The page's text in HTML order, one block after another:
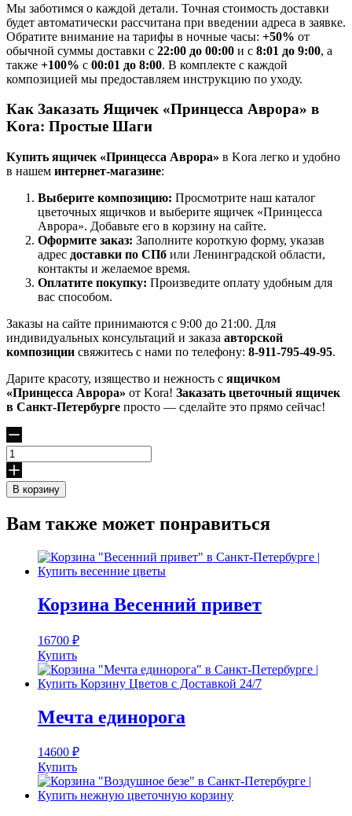
Мы заботимся о каждой детали. Точная стоимость доставки
будет автоматически рассчитана при введении адреса в заявке.
Обратите внимание на тарифы в ночные часы: +50% от
обычной суммы доставки с 22:00 до 00:00 и с 8:01 до 9:00, а
также +100% с 00:01 до 8:00. В комплекте с каждой
композицией мы предоставляем инструкцию по уходу.
Как Заказать Ящичек «Принцесса Аврора» в
Kora: Простые Шаги
Купить ящичек «Принцесса Аврора» в Kora легко и удобно
в нашем интернет-магазине:
Выберите композицию: Просмотрите наш каталог
цветочных ящичков и выберите ящичек «Принцесса
Аврора». Добавьте его в корзину на сайте.
Оформите заказ: Заполните короткую форму, указав
адрес доставки по СПб или Ленинградской области,
контакты и желаемое время.
Оплатите покупку: Произведите оплату удобным для
вас способом.
Заказы на сайте принимаются с 9:00 до 21:00. Для
индивидуальных консультаций и заказа авторской
композиции свяжитесь с нами по телефону: 8-911-795-49-95.
Дарите красоту, изящество и нежность с ящичком
«Принцесса Аврора» от Kora! Заказать цветочный ящичек
в Санкт-Петербурге просто — сделайте это прямо сейчас!
Количество
товара
Принцесса
Аврора
В корзину
Вам также может понравиться
Корзина Весенний привет
16700 ₽
Купить
Мечта единорога
14600 ₽
Купить